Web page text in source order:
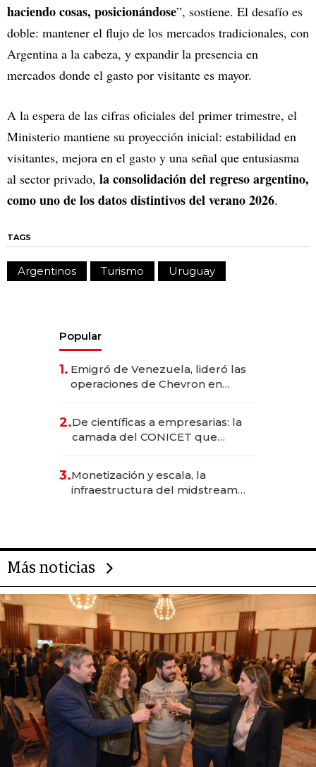
haciendo cosas, posicionándose”, sostiene. El desafío es
doble: mantener el flujo de los mercados tradicionales, con
Argentina a la cabeza, y expandir la presencia en
mercados donde el gasto por visitante es mayor.
A la espera de las cifras oficiales del primer trimestre, el
Ministerio mantiene su proyección inicial: estabilidad en
visitantes, mejora en el gasto y una señal que entusiasma
al sector privado, la consolidación del regreso argentino,
como uno de los datos distintivos del verano 2026.
TAGS
Argentinos Turismo Uruguay
Popular
1. Emigró de Venezuela, lideró las
operaciones de Chevron en
2.De científicas a empresarias: la
camada del CONICET que
3.Monetización y escala, la
infraestructura del midstream
Más noticias